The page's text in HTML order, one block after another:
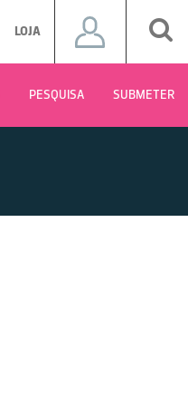
LOJA
PESQUISA SUBMETER